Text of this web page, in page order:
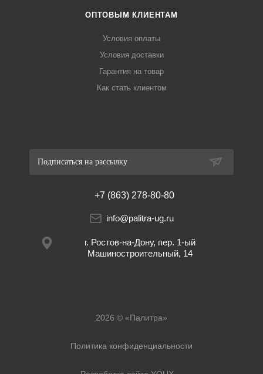
ОПТОВЫМ КЛИЕНТАМ
Условия оплаты
Условия доставки
Гарантия на товар
Как стать клиентом
Подписаться на рассылку
+7 (863) 278-80-80
info@palitra-ug.ru
г. Ростов-на-Дону, пер. 1-ый
Машиностроительный, 14
2026 © «Палитра»
Политика конфиденциальности